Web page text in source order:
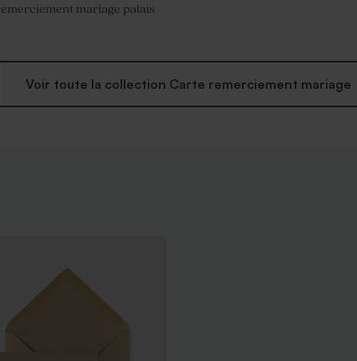
mariage palais
Voir toute la collection Carte remerciement mariage